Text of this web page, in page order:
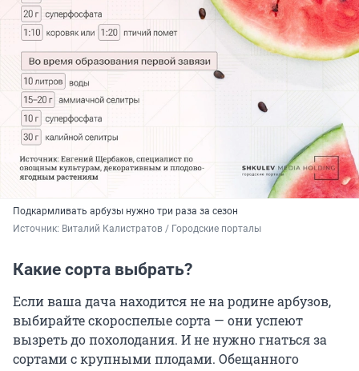
Подкармливать арбузы нужно три раза за сезон
Источник: Виталий Калистратов / Городские порталы
Какие сорта выбрать?
Если ваша дача находится не на родине арбузов,
выбирайте скороспелые сорта — они успеют
вызреть до похолодания. И не нужно гнаться за
сортами с крупными плодами. Обещанного